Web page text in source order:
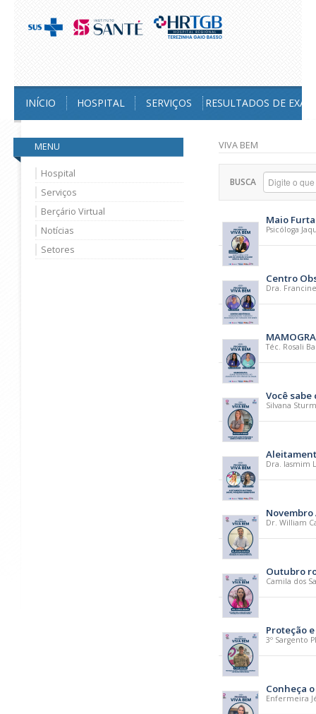
INÍCIO HOSPITAL SERVIÇOS RESULTADOS DE
MENU
Hospital
Serviços
Berçário Virtual
Notícias
Setores
VIVA BEM
BUSCA
Maio
Psicóloga
Centro
Dra.
Téc. Rosali
Você
Silvana
Dra. Iasmim
Dr. William
Outubro
Camila dos
Proteção
3º Sargento
Conheça
Enfermeira